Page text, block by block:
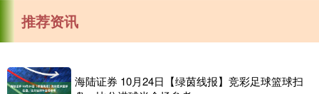
推荐资讯
海陆证券 10月24日【绿茵线报】竞彩足球篮球扫